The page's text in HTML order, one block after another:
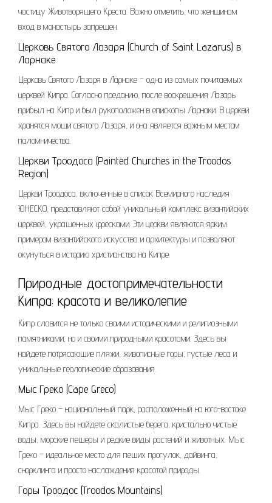
частицу Животворящего Креста. Важно отметить, что женщинам
вход в монастырь запрещен.
Церковь Святого Лазаря (Church of Saint Lazarus) в
Ларнаке
Церковь Святого Лазаря в Ларнаке – одна из самых почитаемых
церквей Кипра. Согласно преданию, после воскрешения Лазарь
прибыл на Кипр и был рукоположен в епископы Ларнаки. В церкви
хранятся мощи святого Лазаря, и она является важным местом
паломничества.
Церкви Троодоса (Painted Churches in the Troodos
Region)
Церкви Троодоса, включенные в список Всемирного наследия
ЮНЕСКО, представляют собой уникальный комплекс византийских
церквей, украшенных фресками. Эти церкви являются ярким
примером византийского искусства и архитектуры и позволяют
окунуться в историю христианства на Кипре.
Природные достопримечательности
Кипра: красота и великолепие
Кипр славится не только своими историческими и религиозными
памятниками, но и своими природными красотами. Здесь вы
найдете потрясающие пляжи, живописные горы, густые леса и
уникальные геологические образования.
Мыс Греко (Cape Greco)
Мыс Греко – национальный парк, расположенный на юго-востоке
Кипра. Здесь вы найдете скалистые берега, кристально чистые
воды, морские пещеры и редкие виды растений и животных. Мыс
Греко – идеальное место для пеших прогулок, дайвинга,
снорклинга и просто наслаждения красотой природы.
Горы Троодос (Troodos Mountains)